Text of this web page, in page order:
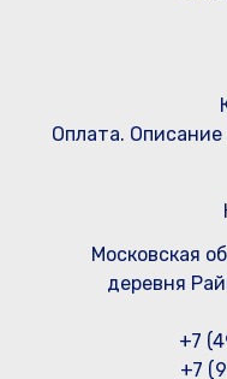
Оплата.
Московская
деревня
+7
+7